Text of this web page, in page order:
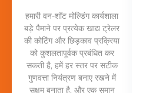
हमारी वन-शॉट मोल्डिंग कार्यशाला
बड़े पैमाने पर प्रत्येक खाद्य ट्रेलर
की कोटिंग और छिड़काव प्रक्रिया
को कुशलतापूर्वक प्रबंधित कर
सकती है, हमें हर स्तर पर सटीक
गुणवत्ता नियंत्रण बनाए रखने में
सक्षम बनाता है. और एक समान